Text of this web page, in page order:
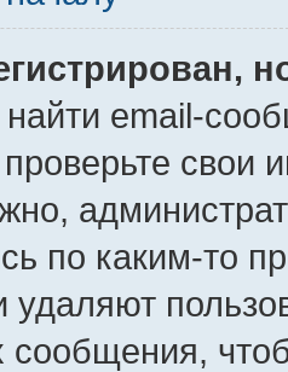
email-
свои
по каким-то
удаляют
сообщения,